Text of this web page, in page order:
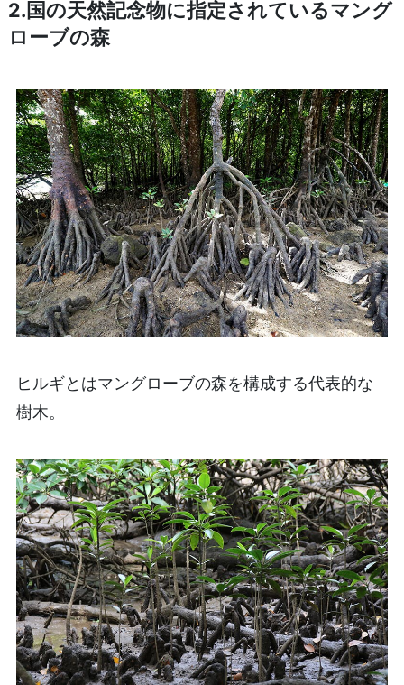
2.国の天然記念物に指定されているマング
ローブの森
ヒルギとはマングローブの森を構成する代表的な
樹木。